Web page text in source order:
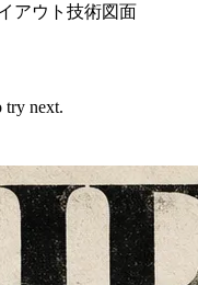
アウト 技術図面
try next.